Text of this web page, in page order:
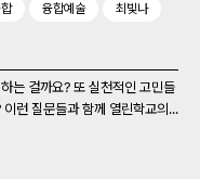
융합예술 최빛나
는 걸까요? 또 실천적인 고민들
런 질문들과 함께 열린학교의...